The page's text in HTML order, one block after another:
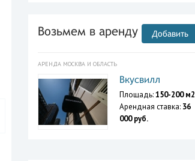
Возьмем в аренду Добавить
АРЕНДА МОСКВА И ОБЛАСТЬ
Вкусвилл
Площадь:150-200 м2
Арендная ставка: 36
000 руб.